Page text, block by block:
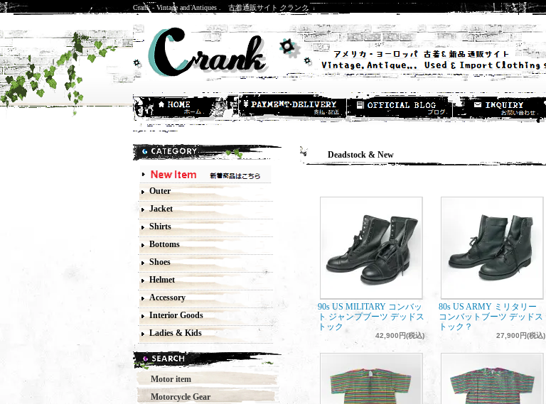
Crank - Vintage and Antiques . 古着通販サイト クランク
Outer
Jacket
Shirts
Bottoms
Shoes
Helmet
Accessory
Interior Goods
Ladies & Kids
Motor item
Motorcycle Gear
Deadstock & New
90s US MILITARY コンバッ
ト ジャンプブーツ デッドス
トック
42,900円(税込)
80s US ARMY ミリタリー
コンバットブーツ デッドス
トック？
27,900円(税込)